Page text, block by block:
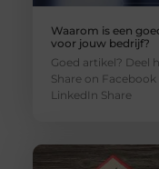
Waarom is een
voor jouw bedrijf?
Goed artikel? Deel
Share on
LinkedIn Share